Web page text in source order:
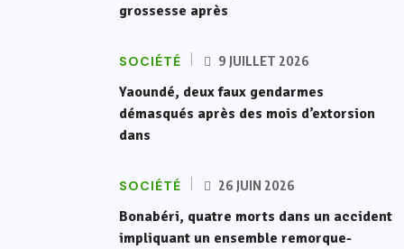
grossesse après
SOCIÉTÉ 9 JUILLET 2026
Yaoundé, deux faux gendarmes
démasqués après des mois d’extorsion
dans
SOCIÉTÉ 26 JUIN 2026
Bonabéri, quatre morts dans un accident
impliquant un ensemble remorque-